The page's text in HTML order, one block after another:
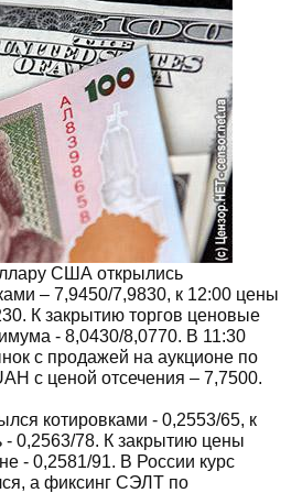
США открылись
– 7,9450/7,9830, к 12:00 цены
К закрытию торгов ценовые
- 8,0430/8,0770. В 11:30
с продажей на аукционе по
с ценой отсечения – 7,7500.
котировками - 0,2553/65, к
0,2563/78. К закрытию цены
- 0,2581/91. В России курс
а фиксинг СЭЛТ по